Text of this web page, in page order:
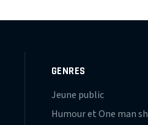
GENRES
Jeune public
Humour et One man